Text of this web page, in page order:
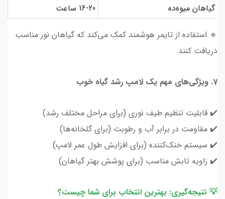
گیاهان میوه‌ده
16-20 ساعت
🔹 استفاده از تایمر هوشمند کمک می‌کند که گیاهان نور مناسب
دریافت کنند.
7. ویژگی‌های مهم یک لامپ رشد گیاه خوب
✔️ قابلیت تنظیم طیف نوری (برای مراحل مختلف رشد)
✔️ مقاومت در برابر آب و رطوبت (برای گلخانه‌ها)
✔️ سیستم خنک‌کننده (برای افزایش طول عمر لامپ)
✔️ زاویه تابش مناسب (برای پوشش بهتر گیاهان)
💡 نتیجه‌گیری: بهترین انتخاب برای شما چیست؟